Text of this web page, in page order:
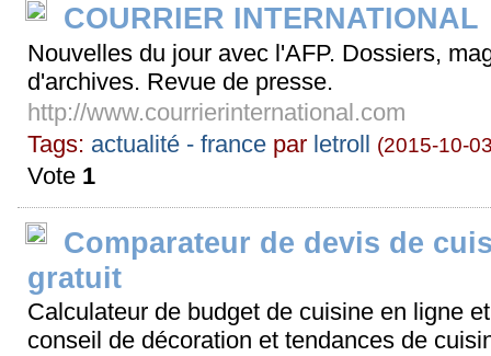
COURRIER INTERNATIONAL
Nouvelles du jour avec l'AFP. Dossiers,
d'archives. Revue de presse.
http://www.courrierinternational.com
Tags: actualité - france par letroll (2015-10-
Vote 1
Comparateur de devis de
gratuit
Calculateur de budget de cuisine en ligne
conseil de décoration et tendances de